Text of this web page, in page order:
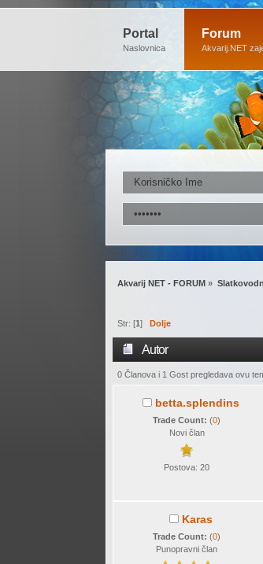
Portal
Naslovnica
Forum
Akvarij.NET
Akvarij NET - FORUM »
Str: [1] Dolje
Autor
0 Članova i 1 Gost pregledava ovu
betta.splendins
Trade Count:(0)
Novi član
Postova: 20
Karas
Trade Count:(0)
Punopravni član